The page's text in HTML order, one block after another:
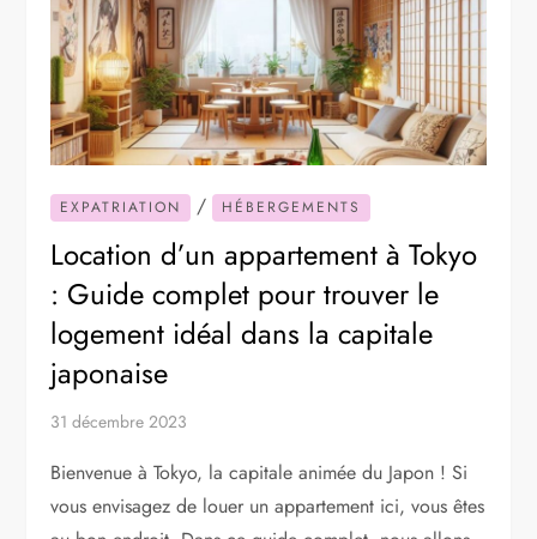
EXPATRIATION / HÉBERGEMENTS
Location d’un appartement à Tokyo
: Guide complet pour trouver le
logement idéal dans la capitale
japonaise
31 décembre 2023
Bienvenue à Tokyo, la capitale animée du Japon ! Si
vous envisagez de louer un appartement ici, vous êtes